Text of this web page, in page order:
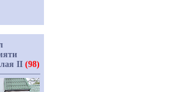
II (98)